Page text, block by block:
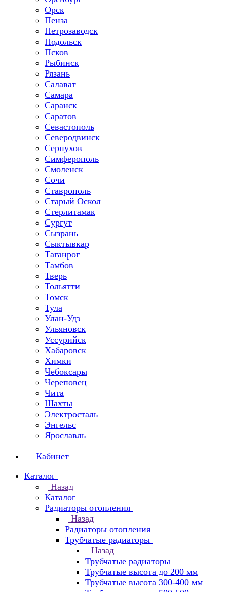
Орск
Пенза
Петрозаводск
Подольск
Псков
Рыбинск
Рязань
Салават
Самара
Саранск
Саратов
Севастополь
Северодвинск
Серпухов
Симферополь
Смоленск
Сочи
Ставрополь
Старый Оскол
Стерлитамак
Сургут
Сызрань
Сыктывкар
Таганрог
Тамбов
Тверь
Тольятти
Томск
Тула
Улан-Удэ
Ульяновск
Уссурийск
Хабаровск
Химки
Чебоксары
Череповец
Чита
Шахты
Электросталь
Энгельс
Ярославль
Кабинет
Каталог
Назад
Каталог
Радиаторы отопления
Назад
Радиаторы отопления
Трубчатые радиаторы
Назад
Трубчатые радиаторы
Трубчатые высота до 200 мм
Трубчатые высота 300-400 мм